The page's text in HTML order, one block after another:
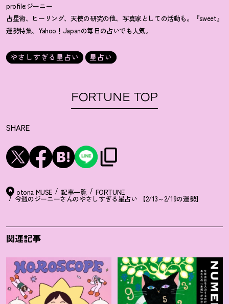
profile:ジーニー
占星術、ヒーリング、天使の研究の他、写真家としての活動も。『sweet』
運勢特集、Yahoo！Japanの毎日の占いでも人気。
やさしすぎる星占い 星占い
FORTUNE TOP
SHARE
otona MUSE 記事一覧 FORTUNE
今週のジーニーさんのやさしすぎる星占い 【2/13～2/19の運勢】
関連記事